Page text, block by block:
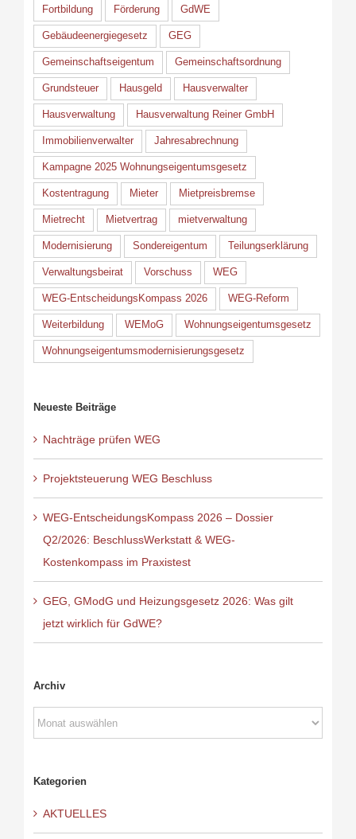
Fortbildung Förderung GdWE
Gebäudeenergiegesetz GEG
Gemeinschaftseigentum Gemeinschaftsordnung
Grundsteuer Hausgeld Hausverwalter
Hausverwaltung Hausverwaltung Reiner GmbH
Immobilienverwalter Jahresabrechnung
Kampagne 2025 Wohnungseigentumsgesetz
Kostentragung Mieter Mietpreisbremse
Mietrecht Mietvertrag mietverwaltung
Modernisierung Sondereigentum Teilungserklärung
Verwaltungsbeirat Vorschuss WEG
WEG-EntscheidungsKompass 2026 WEG-Reform
Weiterbildung WEMoG Wohnungseigentumsgesetz
Wohnungseigentumsmodernisierungsgesetz
Neueste Beiträge
Nachträge prüfen WEG
Projektsteuerung WEG Beschluss
WEG-EntscheidungsKompass 2026 – Dossier
Q2/2026: BeschlussWerkstatt & WEG-
Kostenkompass im Praxistest
GEG, GModG und Heizungsgesetz 2026: Was gilt
jetzt wirklich für GdWE?
Archiv
Archiv
Kategorien
AKTUELLES